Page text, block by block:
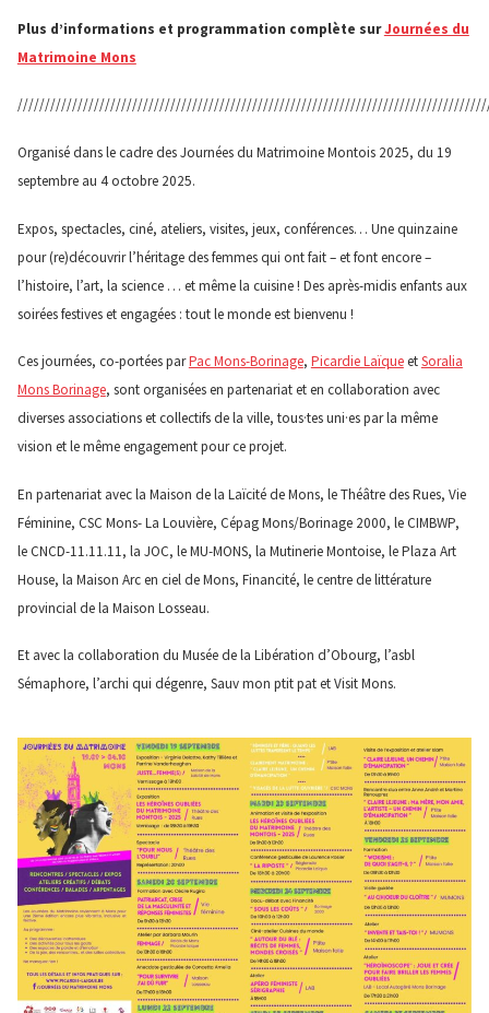
Plus d’informations et programmation complète surJournées du
Matrimoine Mons
Organisé dans le cadre des Journées du Matrimoine Montois 2025, du 19
septembre au 4 octobre 2025.
Expos, spectacles, ciné, ateliers, visites, jeux, conférences… Une quinzaine
pour (re)découvrir l’héritage des femmes qui ont fait – et font encore –
l’histoire, l’art, la science … et même la cuisine ! Des après-midis enfants aux
soirées festives et engagées : tout le monde est bienvenu !
Ces journées, co-portées parPac Mons-Borinage, Picardie LaïqueetSoralia
Mons Borinage, sont organisées en partenariat et en collaboration avec
diverses associations et collectifs de la ville, tous·tes uni·es par la même
vision et le même engagement pour ce projet.
En partenariat avec la Maison de la Laïcité de Mons, le Théâtre des Rues, Vie
Féminine, CSC Mons- La Louvière, Cépag Mons/Borinage 2000, le CIMBWP,
le CNCD-11.11.11, la JOC, le MU-MONS, la Mutinerie Montoise, le Plaza Art
House, la Maison Arc en ciel de Mons, Financité, le centre de littérature
provincial de la Maison Losseau.
Et avec la collaboration du Musée de la Libération d’Obourg, l’asbl
Sémaphore, l’archi qui dégenre, Sauv mon ptit pat et Visit Mons.